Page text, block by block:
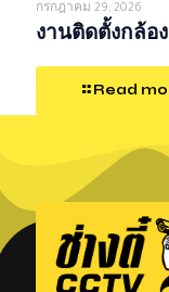
กรกฎาคม 29, 2026
งานติดตั้งกล้อ
Read